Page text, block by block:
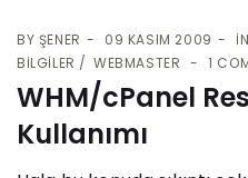
BY ŞENER 09 KASIM 2009
BILGILER
WEBMASTER 1
WHM/cPanel
Kullanımı